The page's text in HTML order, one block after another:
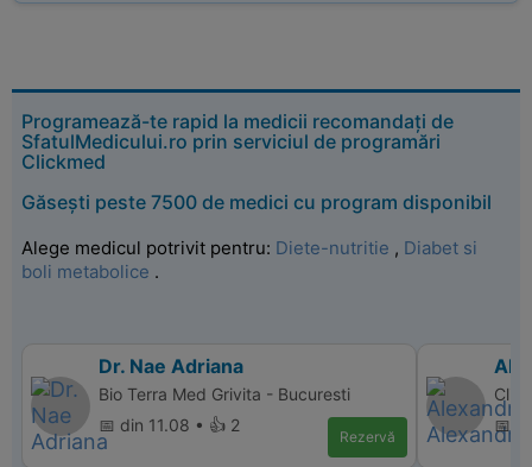
Programează-te rapid la medicii recomandați de
SfatulMedicului.ro prin serviciul de programări
Clickmed
Găsești peste 7500 de medici cu program disponibil
Alege medicul potrivit pentru: Diete-nutritie , Diabet si
boli metabolice .
Dr. Nae Adriana
Bio Terra Med Grivita - Bucuresti
📅 din 11.08 • 👍 2
Rezervă
📅